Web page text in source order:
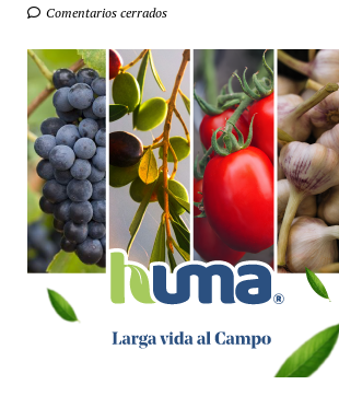
Comentarios cerrados